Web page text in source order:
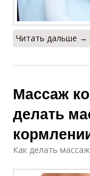
Читать дальше →
Массаж
делать
Как делать